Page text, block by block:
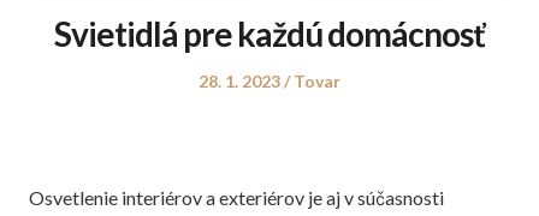
Svietidlá pre každú domácnosť
Posted
28. 1. 2023
Posted
Tovar
Osvetlenie interiérov a exteriérov je aj v súčasnosti